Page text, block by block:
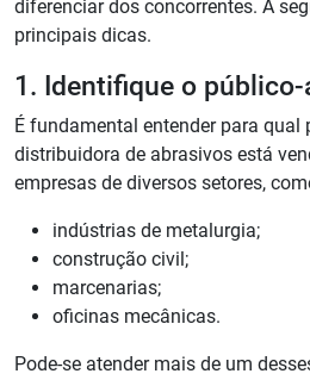
diferenciar dos concorrentes. A
principais dicas.
1. Identifique o público-
É fundamental entender para qual
distribuidora de abrasivos está
empresas de diversos setores,
indústrias de metalurgia;
construção civil;
marcenarias;
oficinas mecânicas.
Pode-se atender mais de um